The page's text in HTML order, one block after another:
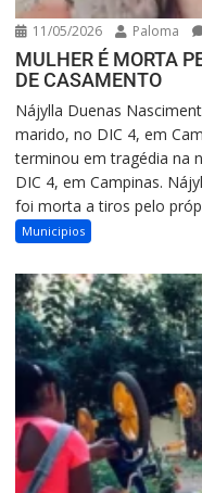
11/05/2026 Paloma
MULHER É MORTA
DE CASAMENTO
Nájylla Duenas
marido, no DIC 4, em
terminou em tragédia na
DIC 4, em Campinas.
foi morta a tiros pelo
Municipios